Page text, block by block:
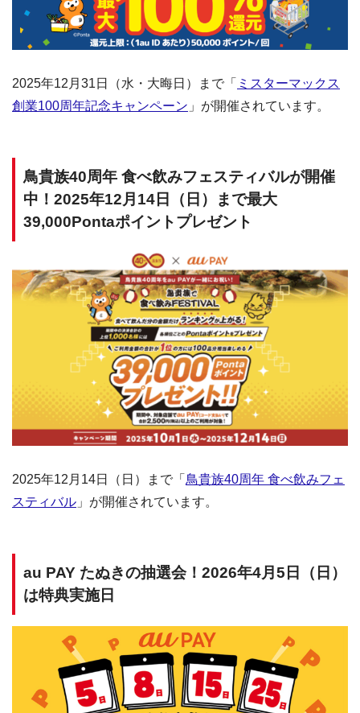
2025年12月31日（水・大晦日）まで「 ミスターマックス
創業100周年記念キャンペーン 」が開催されています。
鳥貴族40周年 食べ飲みフェスティバルが開催
中！2025年12月14日（日）まで最大
39,000Pontaポイントプレゼント
2025年12月14日（日）まで「 鳥貴族40周年 食べ飲みフェ
スティバル 」が開催されています。
au PAY たぬきの抽選会！2026年4月5日（日）
は特典実施日